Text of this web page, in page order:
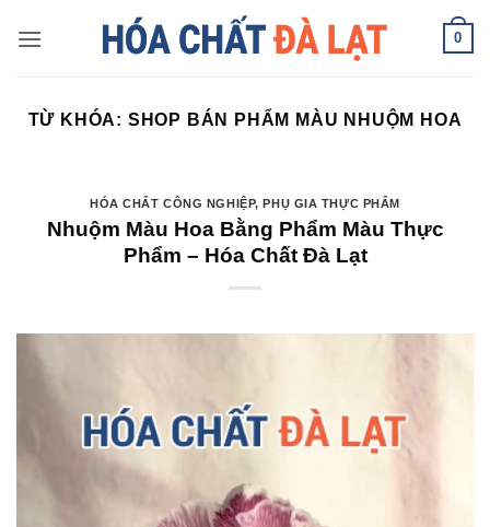
0
TỪ KHÓA: SHOP BÁN PHẨM MÀU NHUỘM HOA
HÓA CHẤT CÔNG NGHIỆP,PHỤ GIA THỰC PHẨM
Nhuộm Màu Hoa Bằng Phẩm Màu Thực
Phẩm – Hóa Chất Đà Lạt